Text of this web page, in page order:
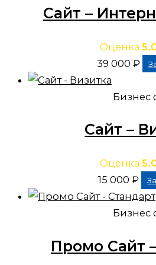
Сайт –
Оценка
39 000₽
Бизнес
Сайт –
Оценка
15 000₽
Бизнес
Промо Сайт